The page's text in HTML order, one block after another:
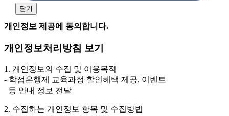
어, 해커스일본어, 해커스잡, 해커스금융, 해커스임용, 해커스공무
원, 해커스경찰, 해커스소방, 해커스공인중개사, 해커스주택관리
사, 해커스편입 등)
3. 개인정보 보유/이용 기간: 법령상 정하는 경우를 제
외하고는 회원탈퇴 시까지 이용 및 보관합니다. 단, 비회
원이거나 상담 시로부터 3년 이내 탈퇴하는 자의 경우,
소비자 불만 또는 분쟁처리를 위해 3년간 보관합니다.
의 경우에는 상담 신청이 제한됩니다.
닫기
개인정보 제공에 동의합니다.
개인정보처리방침 보기
1. 개인정보의 수집 및 이용목적
- 학점은행제 교육과정 할인혜택 제공, 이벤트
등 안내 정보 전달
2. 수집하는 개인정보 항목 및 수집방법